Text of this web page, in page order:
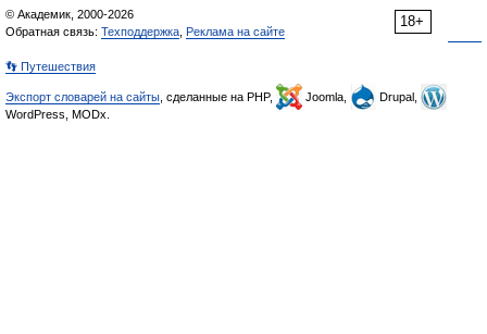
18+
© Академик, 2000-2026
Обратная связь: Техподдержка Реклама на сайте
👣 Путешествия
Экспорт словарей на сайты , сделанные на PHP, Joomla,
Drupal,
WordPress, MODx.